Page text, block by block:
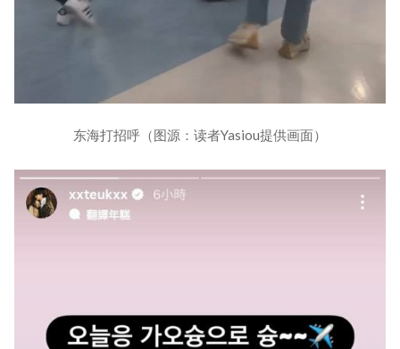
东海打招呼（图源：读者Yasiou提供画面）